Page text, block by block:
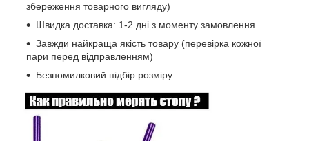
збереження товарного вигляду)
Швидка доставка: 1-2 дні з моменту замовлення
Завжди найкраща якість товару (перевірка кожної
пари перед відправленням)
Безпомилковий підбір розміру